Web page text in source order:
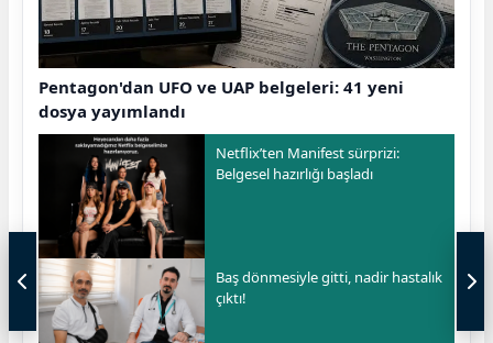
Pentagon'dan UFO ve UAP belgeleri: 41 yeni
dosya yayımlandı
Netflix’ten Manifest sürprizi:
Belgesel hazırlığı başladı
Baş dönmesiyle gitti, nadir hastalık
çıktı!